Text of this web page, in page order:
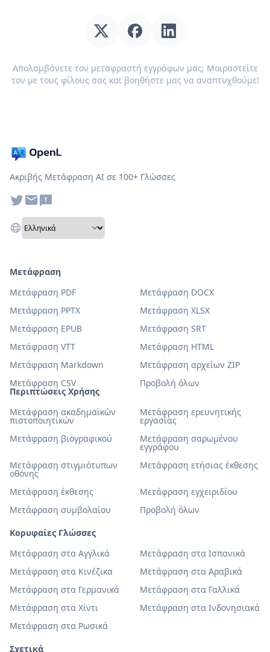
Απολαμβάνετε τον μεταφραστή εγγράφων μας; Μοιραστείτε
τον με τους φίλους σας και βοηθήστε μας να αναπτυχθούμε!
Ακριβής Μετάφραση AI σε 100+ Γλώσσες
Περιπτώσεις Χρήσης
Μετάφραση ακαδημαϊκών
πιστοποιητικών
Μετάφραση ερευνητικής
εργασίας
Μετάφραση βιογραφικού
Μετάφραση σαρωμένου
εγγράφου
Μετάφραση στιγμιότυπων
οθόνης
Μετάφραση ετήσιας έκθεσης
Μετάφραση έκθεσης
Μετάφραση εγχειριδίου
Μετάφραση συμβολαίου
Προβολή όλων
Κορυφαίες Γλώσσες
Μετάφραση στα Αγγλικά
Μετάφραση στα Ισπανικά
Μετάφραση στα Κινέζικα
Μετάφραση στα Αραβικά
Μετάφραση στα Γερμανικά
Μετάφραση στα Γαλλικά
Μετάφραση στα Χίντι
Μετάφραση στα Ινδονησιακά
Μετάφραση στα Ρωσικά
Μετάφραση
Μετάφραση PDF
Μετάφραση DOCX
Μετάφραση PPTX
Μετάφραση XLSX
Μετάφραση EPUB
Μετάφραση SRT
Μετάφραση VTT
Μετάφραση HTML
Μετάφραση Markdown
Μετάφραση αρχείων ZIP
Μετάφραση CSV
Προβολή όλων
Σχετικά